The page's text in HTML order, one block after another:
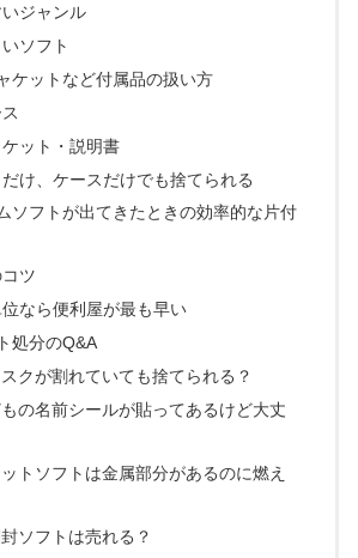
ジャンル
ソフト
ケットなど付属品の扱い方
ット・説明書
け、ケースだけでも捨てられる
ソフトが出てきたときの効率的な片付
ツ
なら便利屋が最も早い
処分のQ&A
クが割れていても捨てられる？
の名前シールが貼ってあるけど大丈
トソフトは金属部分があるのに燃え
ソフトは売れる？